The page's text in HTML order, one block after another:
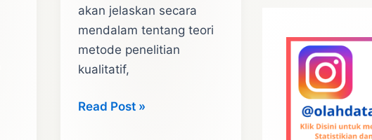
akan jelaskan secara
mendalam tentang teori
metode penelitian
kualitatif,
Penelitian
Read Post »